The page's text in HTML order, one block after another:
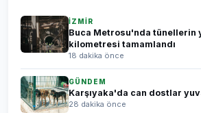
İZMİR
Buca Metrosu'nda tünellerin
kilometresi tamamlandı
18 dakika önce
GÜNDEM
Karşıyaka'da can dostlar
28 dakika önce